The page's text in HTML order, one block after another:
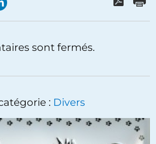
sont fermés.
: Divers